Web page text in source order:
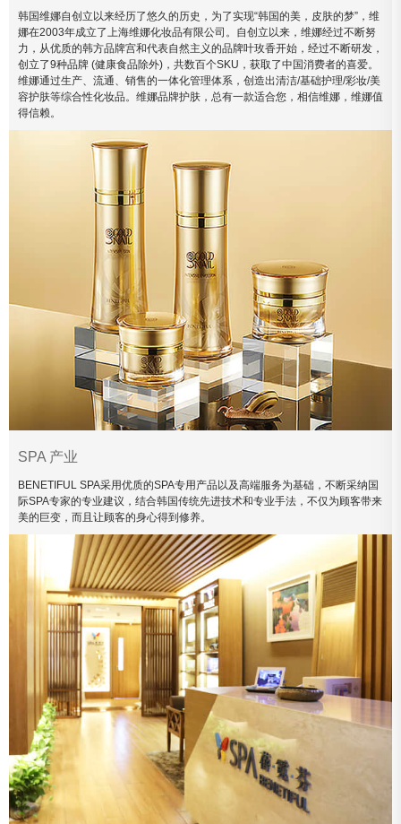
韩国维娜自创立以来经历了悠久的历史，为了实现“韩国的美，皮肤的梦”，维
娜在2003年成立了上海维娜化妆品有限公司。自创立以来，维娜经过不断努
力，从优质的韩方品牌宫和代表自然主义的品牌叶玫香开始，经过不断研发，
创立了9种品牌 (健康食品除外)，共数百个SKU，获取了中国消费者的喜爱。
维娜通过生产、流通、销售的一体化管理体系，创造出清洁/基础护理/彩妆/美
容护肤等综合性化妆品。维娜品牌护肤，总有一款适合您，相信维娜，维娜值
得信赖。
SPA 产业
BENETIFUL SPA采用优质的SPA专用产品以及高端服务为基础，不断采纳国
际SPA专家的专业建议，结合韩国传统先进技术和专业手法，不仅为顾客带来
美的巨变，而且让顾客的身心得到修养。